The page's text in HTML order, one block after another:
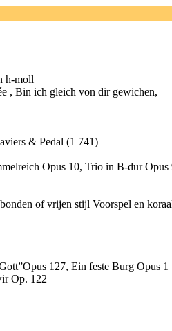
h-moll
, Bin ich gleich von dir gewichen,
& Pedal (1 741)
Opus 10, Trio in B-dur Opus
of vrijen stijl Voorspel en
127, Ein feste Burg Opus
Op. 122